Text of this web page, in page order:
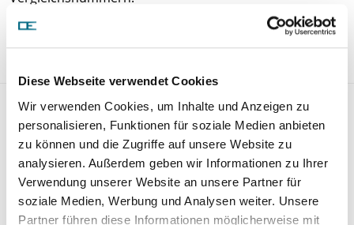
Diese Webseite verwendet Cookies
Wir verwenden Cookies, um Inhalte und Anzeigen zu
personalisieren, Funktionen für soziale Medien anbieten
zu können und die Zugriffe auf unsere Website zu
analysieren. Außerdem geben wir Informationen zu Ihrer
Verwendung unserer Website an unsere Partner für
soziale Medien, Werbung und Analysen weiter. Unsere
Partner führen diese Informationen möglicherweise mit
1SA
Lagerung, Gelenkwelle 803265